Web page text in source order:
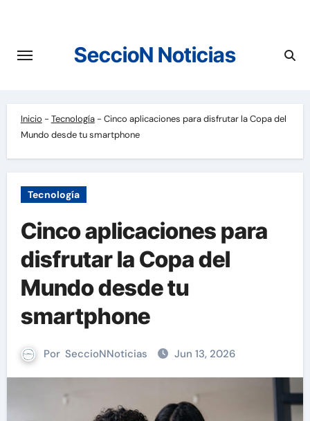
contenido
SeccioN Noticias
Inicio - Tecnología- Cinco aplicaciones para disfrutar la Copa del
Mundo desde tu smartphone
Tecnología
Cinco aplicaciones para
disfrutar la Copa del
Mundo desde tu
smartphone
Por SeccioNNoticias Jun 13, 2026